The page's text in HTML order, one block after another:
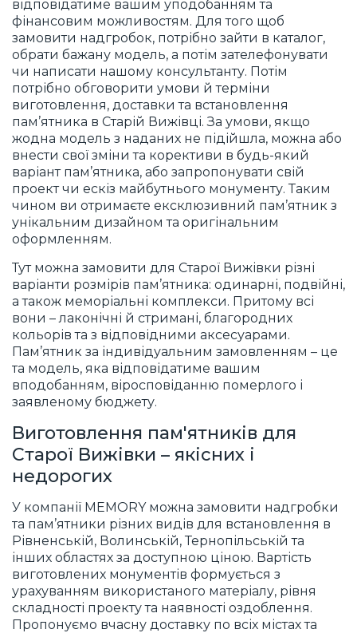
відповідатиме вашим уподобанням та
фінансовим можливостям. Для того щоб
замовити надгробок, потрібно зайти в каталог,
обрати бажану модель, а потім зателефонувати
чи написати нашому консультанту. Потім
потрібно обговорити умови й терміни
виготовлення, доставки та встановлення
пам’ятника в Старій Вижівці. За умови, якщо
жодна модель з наданих не підійшла, можна або
внести свої зміни та корективи в будь-який
варіант пам’ятника, або запропонувати свій
проект чи ескіз майбутнього монументу. Таким
чином ви отримаєте ексклюзивний пам’ятник з
унікальним дизайном та оригінальним
оформленням.
Тут можна замовити для Старої Вижівки різні
варіанти розмірів пам’ятника: одинарні, подвійні,
а також меморіальні комплекси. Притому всі
вони – лаконічні й стримані, благородних
кольорів та з відповідними аксесуарами.
Пам’ятник за індивідуальним замовленням – це
та модель, яка відповідатиме вашим
вподобанням, віросповіданню померлого і
заявленому бюджету.
Виготовлення пам'ятників для
Старої Вижівки – якісних і
недорогих
У компанії MEMORY можна замовити надгробки
та пам’ятники різних видів для встановлення в
Рівненській, Волинській, Тернопільській та
інших областях за доступною ціною. Вартість
виготовлених монументів формується з
урахуванням використаного матеріалу, рівня
складності проекту та наявності оздоблення.
Пропонуємо вчасну доставку по всіх містах та